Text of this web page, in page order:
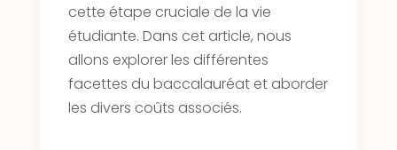
cette étape cruciale de la vie
étudiante. Dans cet article, nous
allons explorer les différentes
facettes du baccalauréat et aborder
les divers coûts associés.